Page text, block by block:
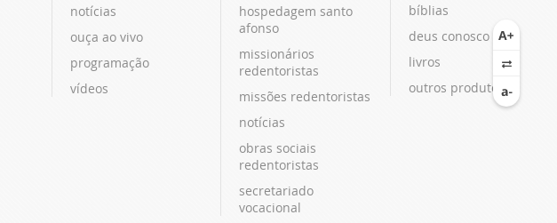
notícias
ouça ao vivo
programação
vídeos
hospedagem santo
afonso
missionários
redentoristas
missões redentoristas
notícias
obras sociais
redentoristas
secretariado
vocacional
bíblias
deus conosco
livros
outros produtos